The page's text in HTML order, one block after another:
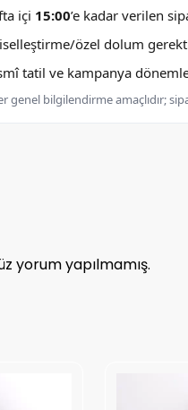
içi 15:00’e kadar verilen
özel dolum
tatil ve kampanya
genel bilgilendirme amaçlıdır;
yorum yapılmamış.